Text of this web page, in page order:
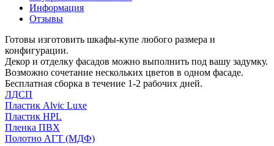
Информация
Отзывы
Готовы изготовить шкафы-купе любого размера и
конфигурации.
Декор и отделку фасадов можно выполнить под вашу задумку.
Возможно сочетание нескольких цветов в одном фасаде.
Бесплатная сборка в течение 1-2 рабочих дней.
ЛДСП
Пластик Alvic Luxe
Пластик HPL
Пленка ПВХ
Полотно АГТ (МДФ)